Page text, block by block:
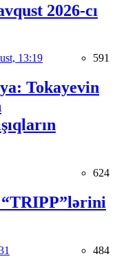
2026-cı
13:19 591
Tokayevin
624
484